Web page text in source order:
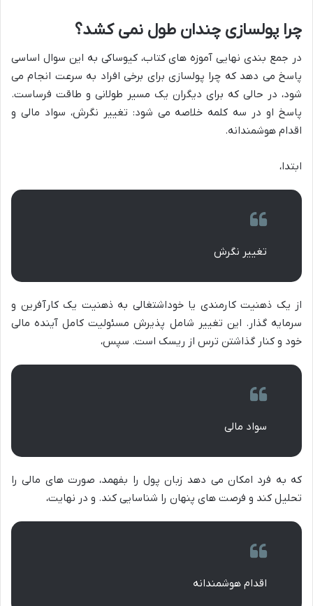
چرا پولسازی چندان طول نمی کشد؟
در جمع بندی نهایی آموزه های کتاب، کیوساکی به این سوال اساسی
پاسخ می دهد که چرا پولسازی برای برخی افراد به سرعت انجام می
شود، در حالی که برای دیگران یک مسیر طولانی و طاقت فرساست.
پاسخ او در سه کلمه خلاصه می شود: تغییر نگرش، سواد مالی و
اقدام هوشمندانه.
ابتدا،
تغییر نگرش
از یک ذهنیت کارمندی یا خوداشتغالی به ذهنیت یک کارآفرین و
سرمایه گذار. این تغییر شامل پذیرش مسئولیت کامل آینده مالی
خود و کنار گذاشتن ترس از ریسک است. سپس،
سواد مالی
که به فرد امکان می دهد زبان پول را بفهمد، صورت های مالی را
تحلیل کند و فرصت های پنهان را شناسایی کند. و در نهایت،
اقدام هوشمندانه